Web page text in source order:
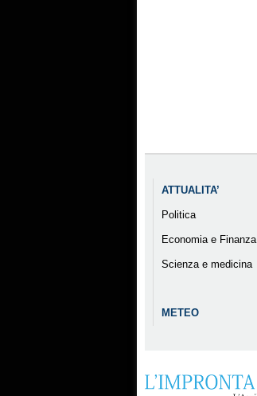
ATTUALITA’
Politica
Economia e Finanza
Scienza e medicina
METEO